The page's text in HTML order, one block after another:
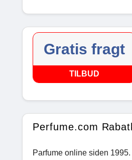
Gratis fragt
TILBUD
Perfume.com
Parfume online siden